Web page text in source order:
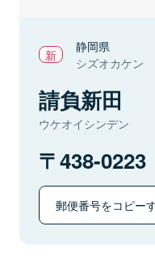
静岡県
シズオカケン
請負新田
ウケオイシンデン
438-0223
郵便番号をコピー